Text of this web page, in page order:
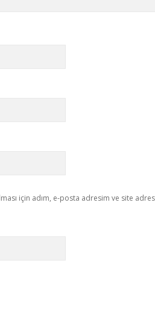
için adım, e-posta adresim ve site